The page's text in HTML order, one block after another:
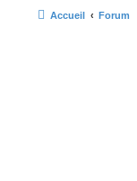
Accueil Forum